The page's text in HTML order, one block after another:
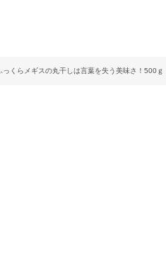
っくらメギスの丸干しは言葉を失う美味さ！500ｇ